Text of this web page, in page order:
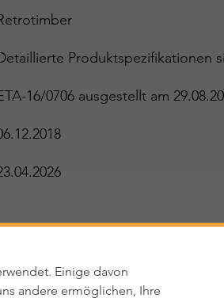
Einige davon
andere ermöglichen, Ihre
Produktspezifikationen
16/0706 ausgestellt am